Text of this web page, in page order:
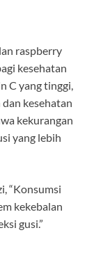
raspberry
kesehatan
C yang tinggi,
kesehatan
kekurangan
yang lebih
“Konsumsi
kekebalan
gusi.”